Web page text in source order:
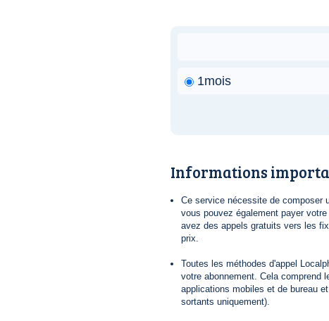
1mois
Informations
Ce service nécessite de composer
vous pouvez également payer
avez des appels gratuits vers les
prix.
Toutes les méthodes d'appel
votre abonnement. Cela comprend
applications mobiles et de bureau
sortants uniquement).